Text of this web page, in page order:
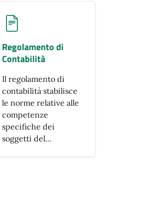
Regolamento di
Contabilità
Il regolamento di
contabilità stabilisce
le norme relative alle
competenze
specifiche dei
soggetti del...